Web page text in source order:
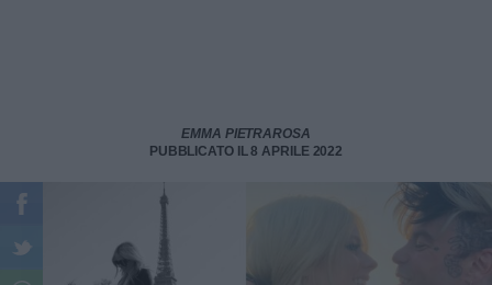
EMMA PIETRAROSA
PUBBLICATO IL 8 APRILE 2022